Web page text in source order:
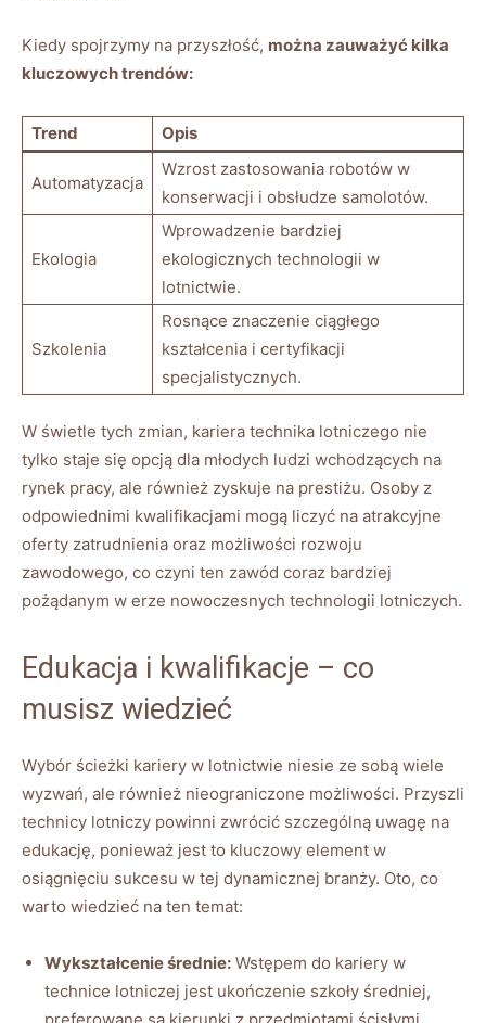
Kiedy spojrzymy na przyszłość, można zauważyć kilka
kluczowych trendów:
Trend Opis
Automatyzacja
Wzrost zastosowania robotów w
konserwacji i obsłudze samolotów.
Ekologia
Wprowadzenie bardziej
ekologicznych technologii w
lotnictwie.
Szkolenia
Rosnące znaczenie ciągłego
kształcenia i certyfikacji
specjalistycznych.
W świetle tych zmian, kariera technika lotniczego nie
tylko staje się opcją dla młodych ludzi wchodzących na
rynek pracy, ale również zyskuje na prestiżu. Osoby z
odpowiednimi kwalifikacjami mogą liczyć na atrakcyjne
oferty zatrudnienia oraz możliwości rozwoju
zawodowego, co czyni ten zawód coraz bardziej
pożądanym w erze nowoczesnych technologii lotniczych.
Edukacja i kwalifikacje – co
musisz wiedzieć
Wybór ścieżki kariery w lotnictwie niesie ze sobą wiele
wyzwań, ale również nieograniczone możliwości. Przyszli
technicy lotniczy powinni zwrócić szczególną uwagę na
edukację, ponieważ jest to kluczowy element w
osiągnięciu sukcesu w tej dynamicznej branży. Oto, co
warto wiedzieć na ten temat:
Wykształcenie średnie: Wstępem do kariery w
technice lotniczej jest ukończenie szkoły średniej,